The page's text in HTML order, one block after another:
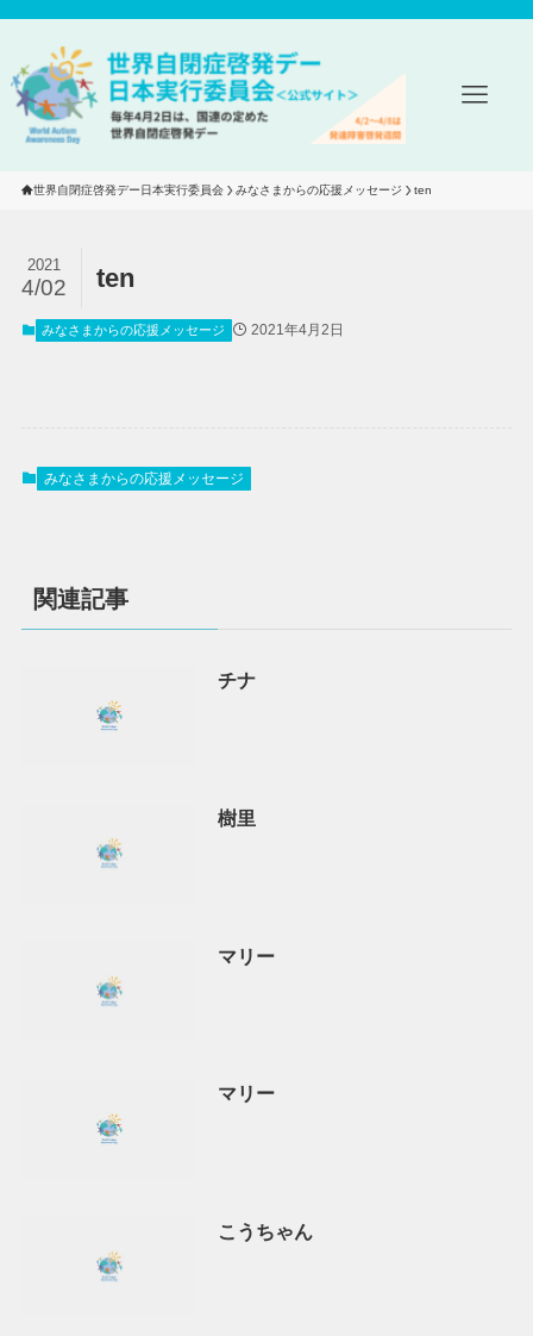
世界自閉症啓発デー日本実行委員会 みなさまからの応援メッセージ ten
ten
2021
4/02
みなさまからの応援メッセージ 2021年4月2日
みなさまからの応援メッセージ
関連記事
チナ
樹里
マリー
マリー
こうちゃん